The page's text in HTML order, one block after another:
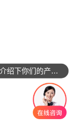
们是怎么收费的呢